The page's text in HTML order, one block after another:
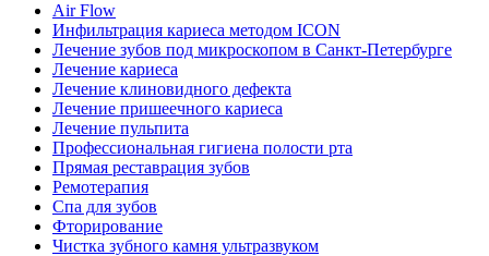
Air Flow
Инфильтрация кариеса методом ICON
Лечение зубов под микроскопом в Санкт-Петербурге
Лечение кариеса
Лечение клиновидного дефекта
Лечение пришеечного кариеса
Лечение пульпита
Профессиональная гигиена полости рта
Прямая реставрация зубов
Ремотерапия
Спа для зубов
Фторирование
Чистка зубного камня ультразвуком